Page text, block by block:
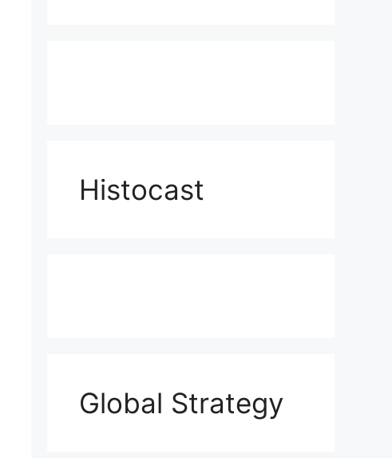
Histocast
Global Strategy